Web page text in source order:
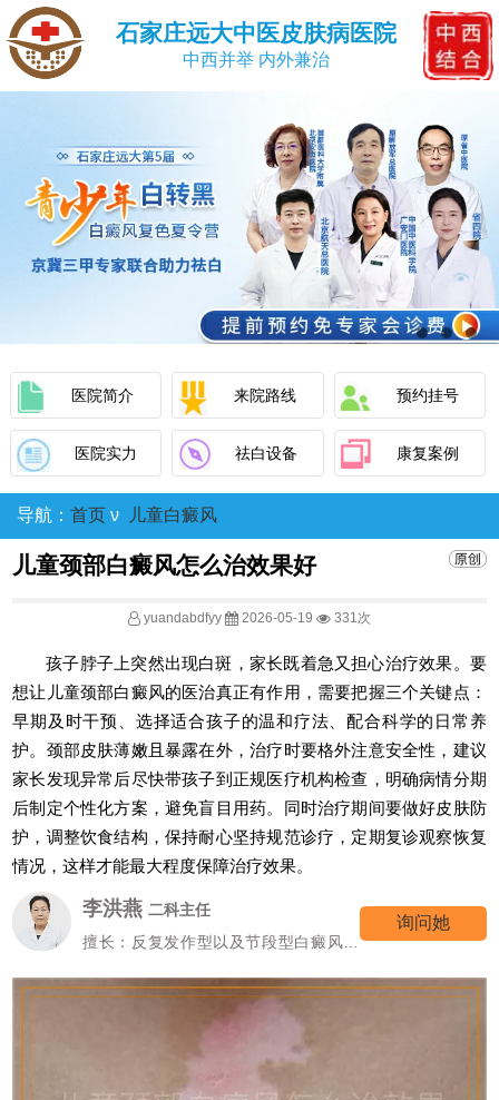
石家庄远大中医皮肤病医院
中西并举 内外兼治
医院简介 来院路线 预约挂号
医院实力 祛白设备 康复案例
导航： 首页 ν 儿童白癜风
儿童颈部白癜风怎么治效果好
yuandabdfyy 2026-05-19 331次
孩子脖子上突然出现白斑，家长既着急又担心治疗效果。要
想让儿童颈部白癜风的医治真正有作用，需要把握三个关键点：
早期及时干预、选择适合孩子的温和疗法、配合科学的日常养
护。颈部皮肤薄嫩且暴露在外，治疗时要格外注意安全性，建议
家长发现异常后尽快带孩子到正规医疗机构检查，明确病情分期
后制定个性化方案，避免盲目用药。同时治疗期间要做好皮肤防
护，调整饮食结构，保持耐心坚持规范诊疗，定期复诊观察恢复
情况，这样才能最大程度保障治疗效果。
李洪燕 二科主任
擅长：反复发作型以及节段型白癜风诊
询问她